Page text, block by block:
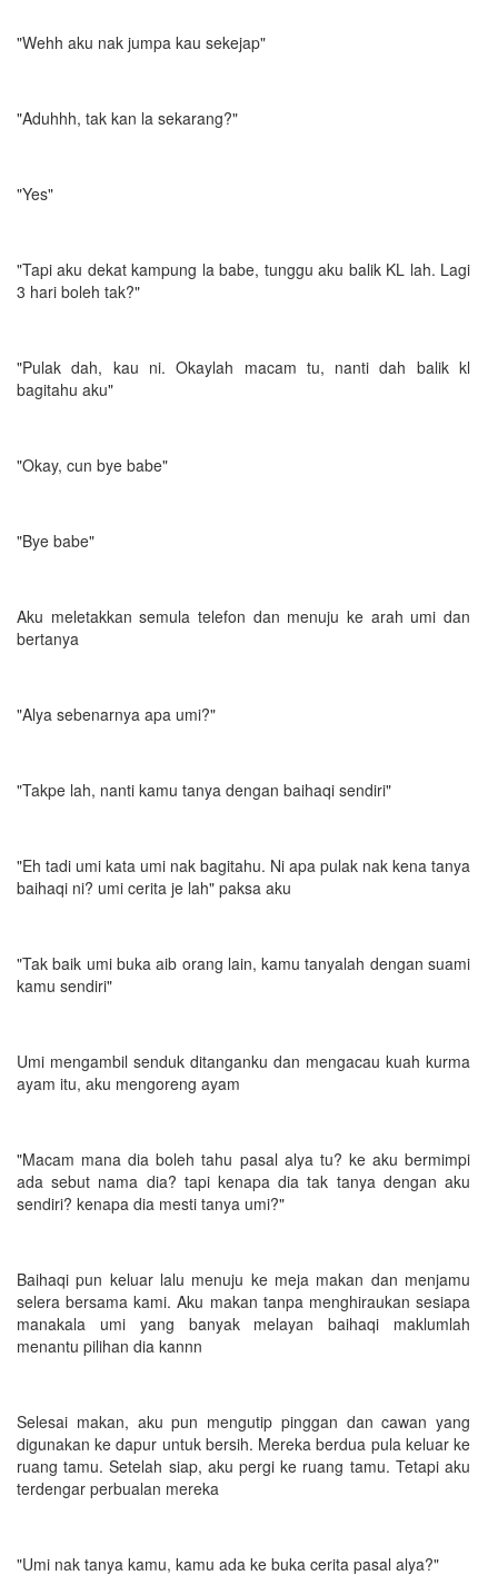
"Wehh aku nak jumpa kau sekejap"
"Aduhhh, tak kan la sekarang?"
"Yes"
"Tapi aku dekat kampung la babe, tunggu aku balik KL lah. Lagi
3 hari boleh tak?"
"Pulak dah, kau ni. Okaylah macam tu, nanti dah balik kl
bagitahu aku"
"Okay, cun bye babe"
"Bye babe"
Aku meletakkan semula telefon dan menuju ke arah umi dan
bertanya
"Alya sebenarnya apa umi?"
"Takpe lah, nanti kamu tanya dengan baihaqi sendiri"
"Eh tadi umi kata umi nak bagitahu. Ni apa pulak nak kena tanya
baihaqi ni? umi cerita je lah" paksa aku
"Tak baik umi buka aib orang lain, kamu tanyalah dengan suami
kamu sendiri"
Umi mengambil senduk ditanganku dan mengacau kuah kurma
ayam itu, aku mengoreng ayam
"Macam mana dia boleh tahu pasal alya tu? ke aku bermimpi
ada sebut nama dia? tapi kenapa dia tak tanya dengan aku
sendiri? kenapa dia mesti tanya umi?"
Baihaqi pun keluar lalu menuju ke meja makan dan menjamu
selera bersama kami. Aku makan tanpa menghiraukan sesiapa
manakala umi yang banyak melayan baihaqi maklumlah
menantu pilihan dia kannn
Selesai makan, aku pun mengutip pinggan dan cawan yang
digunakan ke dapur untuk bersih. Mereka berdua pula keluar ke
ruang tamu. Setelah siap, aku pergi ke ruang tamu. Tetapi aku
terdengar perbualan mereka
"Umi nak tanya kamu, kamu ada ke buka cerita pasal alya?"